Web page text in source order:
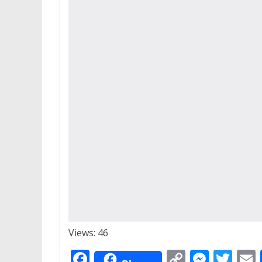
Views: 46